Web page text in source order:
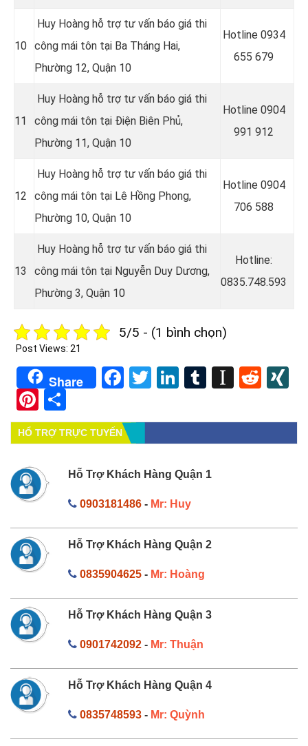
10
Huy Hoàng hỗ trợ tư vấn báo giá thi
công mái tôn tại Ba Tháng Hai,
Phường 12, Quận 10
Hotline 0934
655 679
11
Huy Hoàng hỗ trợ tư vấn báo giá thi
công mái tôn tại Điện Biên Phủ,
Phường 11, Quận 10
Hotline 0904
991 912
12
Huy Hoàng hỗ trợ tư vấn báo giá thi
công mái tôn tại Lê Hồng Phong,
Phường 10, Quận 10
Hotline 0904
706 588
13
Huy Hoàng hỗ trợ tư vấn báo giá thi
công mái tôn tại Nguyễn Duy Dương,
Phường 3, Quận 10
Hotline:
0835.748.593
5/5 - (1 bình chọn)
Post Views: 21
Share Facebook
TwitterLinkedIn
Tumblr
Pinterest
HỔ TRỢ TRỰC TUYẾN
Hỗ Trợ Khách Hàng Quận 1
0903181486- Mr: Huy
Hỗ Trợ Khách Hàng Quận 2
0835904625- Mr: Hoàng
Hỗ Trợ Khách Hàng Quận 3
0901742092- Mr: Thuận
Hỗ Trợ Khách Hàng Quận 4
0835748593- Mr: Quỳnh